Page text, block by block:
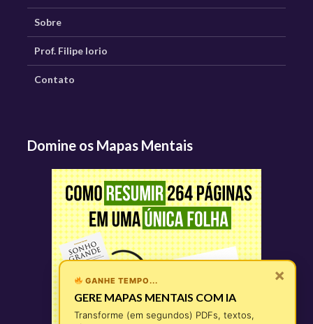
Sobre
Prof. Filipe Iorio
Contato
Domine os Mapas Mentais
×
GANHE TEMPO...
GERE MAPAS MENTAIS COM IA
Transforme (em segundos) PDFs, textos,